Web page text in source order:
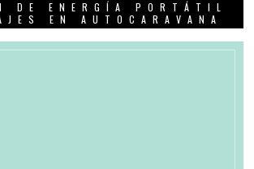
DE ENERGÍA PORTÁTIL
EN AUTOCARAVANA